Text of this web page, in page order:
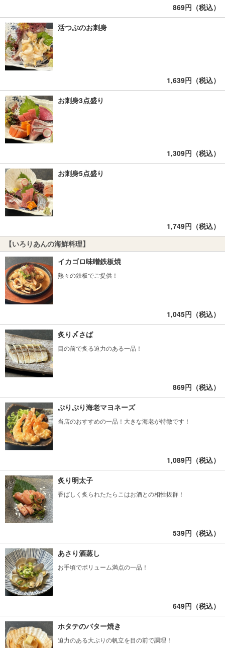
869円（税込）
活つぶのお刺身
1,639円（税込）
お刺身3点盛り
1,309円（税込）
お刺身5点盛り
1,749円（税込）
【いろりあんの海鮮料理】
イカゴロ味噌鉄板焼
熱々の鉄板でご提供！
1,045円（税込）
炙り〆さば
目の前で炙る迫力のある一品！
869円（税込）
ぷりぷり海老マヨネーズ
当店のおすすめの一品！大きな海老が特徴です！
1,089円（税込）
炙り明太子
香ばしく炙られたたらこはお酒との相性抜群！
539円（税込）
あさり酒蒸し
お手頃でボリューム満点の一品！
649円（税込）
ホタテのバター焼き
迫力のある大ぶりの帆立を目の前で調理！